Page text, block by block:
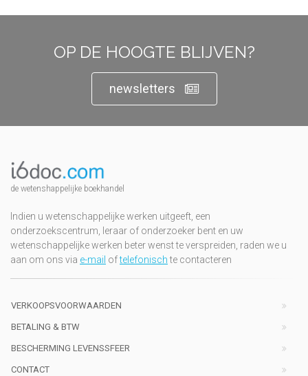
OP DE HOOGTE BLIJVEN?
newsletters
de wetenshappelijke boekhandel
Indien u wetenschappelijke werken uitgeeft, een
onderzoekscentrum, leraar of onderzoeker bent en uw
wetenschappelijke werken beter wenst te verspreiden, raden we u
aan om ons via e-mail oftelefonischte contacteren
VERKOOPSVOORWAARDEN
BETALING & BTW
BESCHERMING LEVENSSFEER
CONTACT